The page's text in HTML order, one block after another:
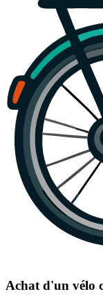
Achat d'un vélo